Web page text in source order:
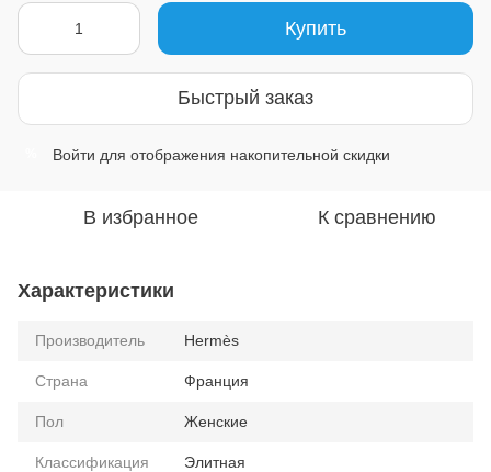
Купить
Быстрый заказ
Войти для отображения накопительной скидки
В избранное К сравнению
Характеристики
Производитель Hermès
Страна Франция
Пол Женские
Классификация Элитная